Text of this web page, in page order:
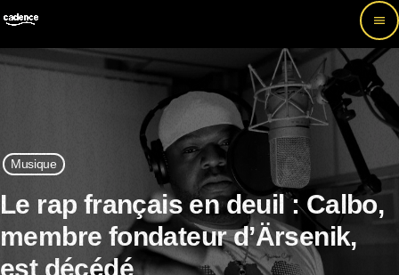
menu
Musique
Le rap français en deuil : Calbo,
membre fondateur d’Ärsenik,
est décédé